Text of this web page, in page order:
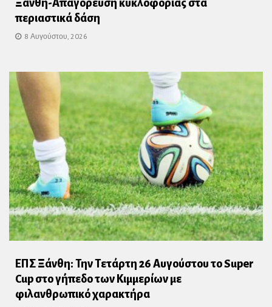
Ξάνθη-Απαγόρευση κυκλοφορίας στα
περιαστικά δάση
8 Αυγούστου, 2026
ΕΠΣ Ξάνθη: Την Τετάρτη 26 Αυγούστου το Super
Cup στο γήπεδο των Κιμμερίων με
φιλανθρωπικό χαρακτήρα